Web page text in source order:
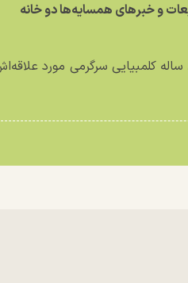
و خبر‌های همسایه‌ها دو خانه
یک زن ۶۷ ساله کلمبیایی سرگرمی مورد